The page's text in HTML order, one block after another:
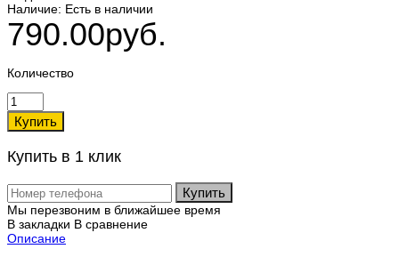
Наличие: Есть в наличии
790.00руб.
Количество
Купить в 1 клик
Купить
Мы перезвоним в ближайшее время
В закладки В сравнение
Описание